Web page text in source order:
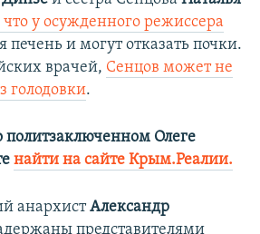
у осужденного режиссера
печень и могут отказать почки.
врачей, Сенцов может не
голодовки.
политзаключенном Олеге
найти на сайте Крым.Реалии.
анархистАлександр
представителями